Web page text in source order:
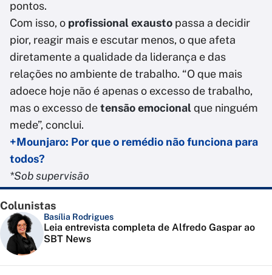
pontos.
Com isso, o profissional exausto passa a decidir
pior, reagir mais e escutar menos, o que afeta
diretamente a qualidade da liderança e das
relações no ambiente de trabalho. “O que mais
adoece hoje não é apenas o excesso de trabalho,
mas o excesso detensão emocionalque ninguém
mede”, conclui.
+Mounjaro: Por que o remédio não funciona para
todos?
*Sob supervisão
Colunistas
Basília Rodrigues
Leia entrevista completa de Alfredo Gaspar ao
SBT News